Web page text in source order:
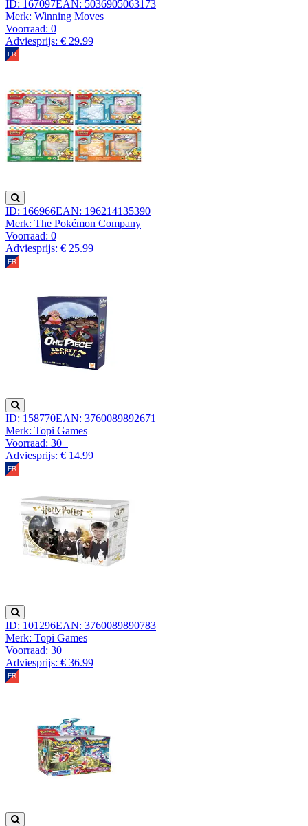
ID: 167097EAN: 5036905063173
Merk: Winning Moves
Voorraad: 0
Adviesprijs: € 29.99
ID: 166966EAN: 196214135390
Merk: The Pokémon Company
Voorraad: 0
Adviesprijs: € 25.99
ID: 158770EAN: 3760089892671
Merk: Topi Games
Voorraad: 30+
Adviesprijs: € 14.99
ID: 101296EAN: 3760089890783
Merk: Topi Games
Voorraad: 30+
Adviesprijs: € 36.99